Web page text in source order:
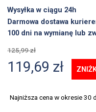
Wysyłka w ciągu 24h
Darmowa dostawa
100 dni na wymianę lub
125,99 zł
119,69 zł
Najniższa cena w okresie 30